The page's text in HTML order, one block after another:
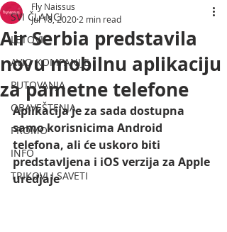
SVI ČLANCI
LETOVI
AVIO KOMPANIJE
PUTOVANJA
OBAVEŠTENJA
PROMO
INFO
TRIKOVI I SAVETI
Air Serbia predstavila
novu mobilnu aplikaciju
za pametne telefone
Fly Naissus
Jul 18, 2020 2 min read
Aplikacija je za sada dostupna
samo korisnicima Android
telefona, ali će uskoro biti
predstavljena i iOS verzija za Apple
uredjaje